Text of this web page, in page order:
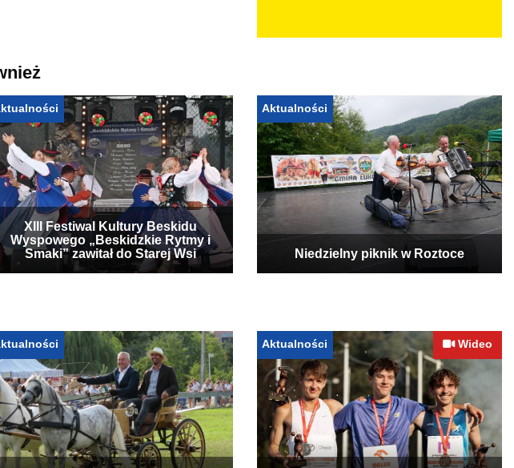
XIII Festiwal Kultury Beskidu
Wyspowego „Beskidzkie Rytmy i
Smaki” zawitał do Starej Wsi
Aktualności
Niedzielny piknik w Roztoce
Aktualności Wideo